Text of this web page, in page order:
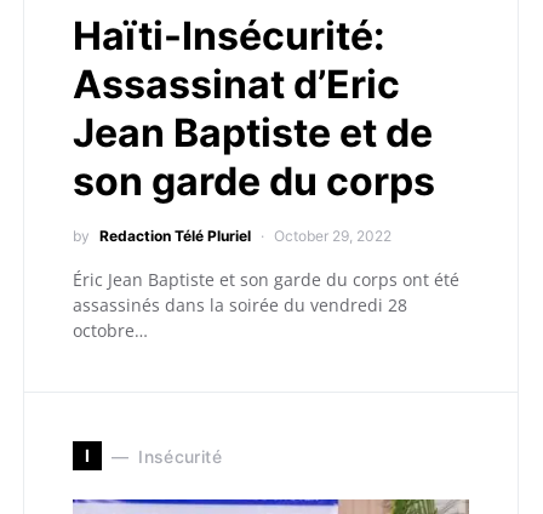
Haïti-Insécurité:
Assassinat d’Eric
Jean Baptiste et de
son garde du corps
by Redaction Télé Pluriel October 29, 2022
Éric Jean Baptiste et son garde du corps ont été
assassinés dans la soirée du vendredi 28
octobre…
I Insécurité